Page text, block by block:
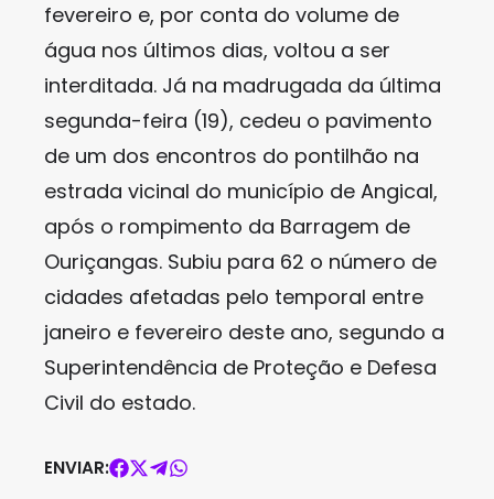
fevereiro e, por conta do volume de
água nos últimos dias, voltou a ser
interditada. Já na madrugada da última
segunda-feira (19), cedeu o pavimento
de um dos encontros do pontilhão na
estrada vicinal do município de Angical,
após o rompimento da Barragem de
Ouriçangas. Subiu para 62 o número de
cidades afetadas pelo temporal entre
janeiro e fevereiro deste ano, segundo a
Superintendência de Proteção e Defesa
Civil do estado.
ENVIAR: